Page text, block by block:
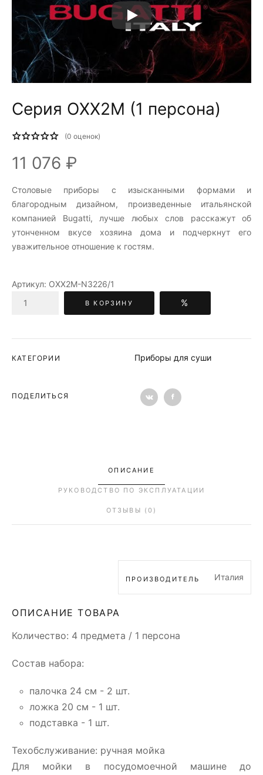
Серия OXX2M (1 персона)
(0 оценок)
11 076 ₽
Столовые приборы c изысканными формами и
благородным дизайном, произведенные итальянской
компанией Bugatti, лучше любых слов расскажут об
утонченном вкусе хозяина дома и подчеркнут его
уважительное отношение к гостям.
Артикул: OXX2M-N3226/1
В КОРЗИНУ %
КАТЕГОРИИ Приборы для суши
ПОДЕЛИТЬСЯ
ОПИСАНИЕ
РУКОВОДСТВО ПО ЭКСПЛУАТАЦИИ
ОТЗЫВЫ (0)
ПРОИЗВОДИТЕЛЬ Италия
ОПИСАНИЕ ТОВАРА
Количество: 4 предмета / 1 персона
Состав набора:
палочка 24 см - 2 шт.
ложка 20 см - 1 шт.
подставка - 1 шт.
Техобслуживание: ручная мойка
Для мойки в посудомоечной машине до